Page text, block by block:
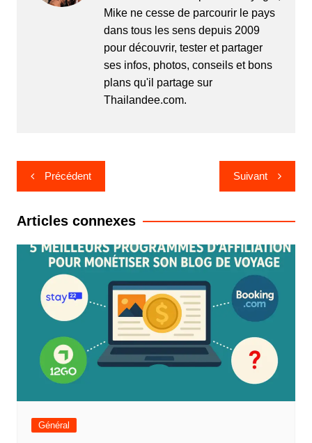
Mike ne cesse de parcourir le pays
dans tous les sens depuis 2009
pour découvrir, tester et partager
ses infos, photos, conseils et bons
plans qu'il partage sur
Thailandee.com.
Navigation
de
l’article
Précédent Suivant
Articles connexes
Général